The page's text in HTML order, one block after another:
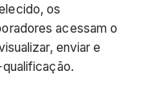
os
acessam o
enviar e